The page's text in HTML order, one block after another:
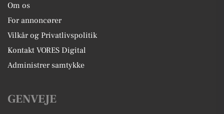
Om os
For annoncører
Vilkår og Privatlivspolitik
Kontakt VORES Digital
Administrer samtykke
GENVEJE